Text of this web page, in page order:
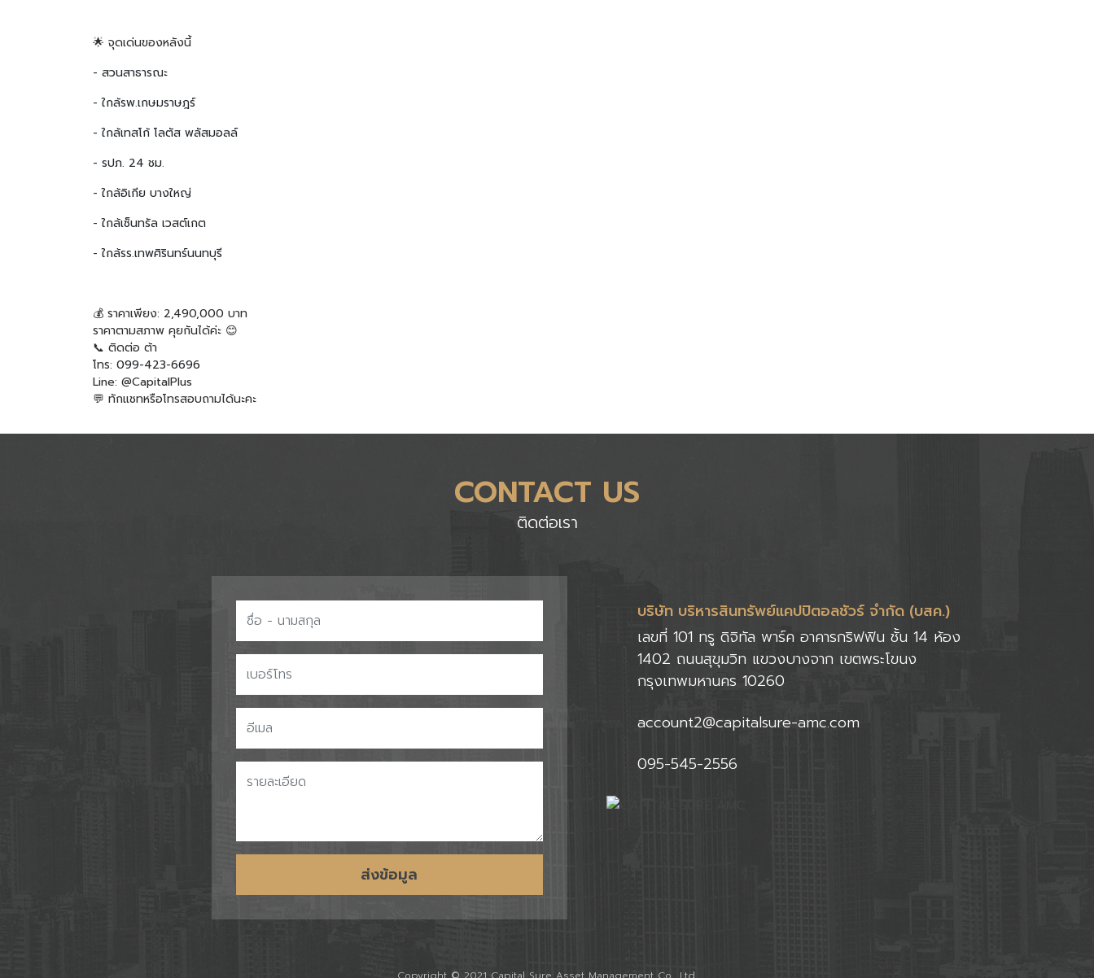
🌟 จุดเด่นของหลังนี้
- สวนสาธารณะ
- ใกล้รพ.เกษมราษฎร์
- ใกล้เทสโก้ โลตัส พลัสมอลล์
- รปภ. 24 ชม.
- ใกล้อิเกีย บางใหญ่
- ใกล้เซ็นทรัล เวสต์เกต
- ใกล้รร.เทพศิรินทร์นนทบุรี
💰 ราคาเพียง: 2,490,000 บาท
ราคาตามสภาพ คุยกันได้ค่ะ 😊
📞 ติดต่อ ต้า
โทร: 099-423-6696
Line: @CapitalPlus
💬 ทักแชทหรือโทรสอบถามได้นะคะ
CONTACT US
ติดต่อเรา
ส่งข้อมูล
บริษัท บริหารสินทรัพย์แคปปิตอลชัวร์ จำกัด (บสค.)
เลขที่ 101 ทรู ดิจิทัล พาร์ค อาคารกริฟฟิน ชั้น 14 ห้อง
1402 ถนนสุขุมวิท แขวงบางจาก เขตพระโขนง
กรุงเทพมหานคร 10260
account2@capitalsure-amc.com
095-545-2556